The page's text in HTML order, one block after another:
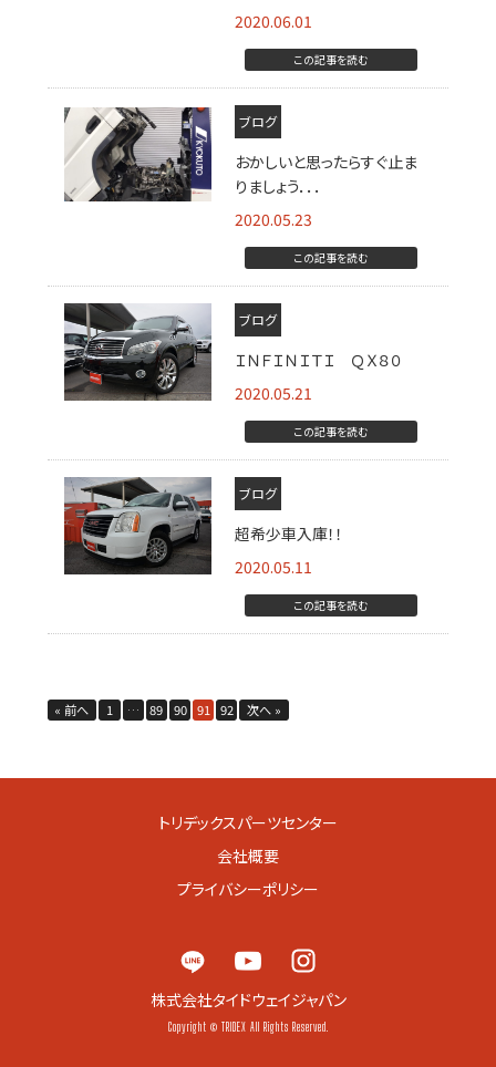
2020.06.01
この記事を読む
ブログ
おかしいと思ったらすぐ止ま
りましょう．．．
2020.05.23
この記事を読む
ブログ
ＩＮＦＩＮＩＴＩ ＱＸ８０
2020.05.21
この記事を読む
ブログ
超希少車入庫！！
2020.05.11
この記事を読む
« 前へ 1 … 89 90 91 92 次へ »
トリデックスパーツセンター
会社概要
プライバシーポリシー
株式会社タイドウェイジャパン
Copyright © TRIDEX All Rights Reserved.